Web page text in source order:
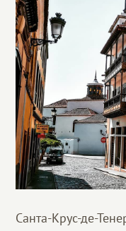
Санта-Крус-де-